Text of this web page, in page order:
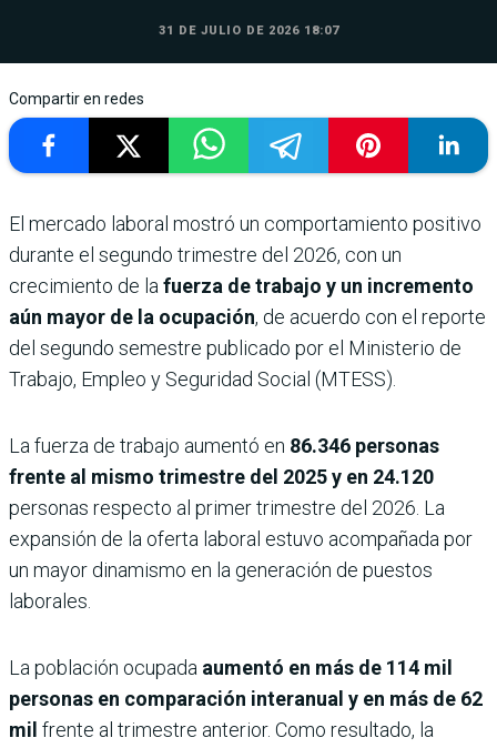
31 DE JULIO DE 2026 18:07
Compartir en redes
El mercado laboral mostró un comportamiento positivo
durante el segundo trimestre del 2026, con un
crecimiento de lafuerza de trabajo y un incremento
aún mayor de la ocupación, de acuerdo con el reporte
del segundo semestre publicado por el Ministerio de
Trabajo, Empleo y Seguridad Social (MTESS).
La fuerza de trabajo aumentó en 86.346 personas
frente al mismo trimestre del 2025 y en 24.120
personas respecto al primer trimestre del 2026. La
expansión de la oferta laboral estuvo acompañada por
un mayor dinamismo en la generación de puestos
laborales.
La población ocupada aumentó en más de 114 mil
personas en comparación interanual y en más de 62
mil frente al trimestre anterior. Como resultado, la